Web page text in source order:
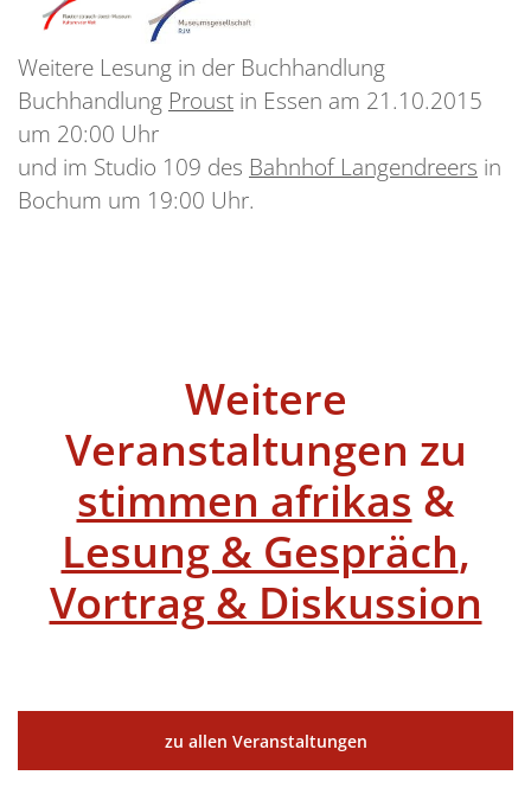
Weitere Lesung in der Buchhandlung
Buchhandlung Proust in Essen am 21.10.2015
um 20:00 Uhr
und im Studio 109 des Bahnhof Langendreers in
Bochum um 19:00 Uhr.
Weitere
Veranstaltungen zu
stimmen afrikas &
Lesung & Gespräch,
Vortrag & Diskussion
zu allen Veranstaltungen